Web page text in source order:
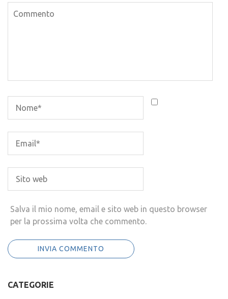
Salva il mio nome, email e sito web in questo browser
per la prossima volta che commento.
CATEGORIE